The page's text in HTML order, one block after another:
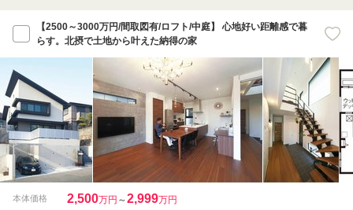
【2500～3000万円/間取図有/ロフト/中庭】 心地好い距離感で暮
らす。北摂で土地から叶えた納得の家
本体価格 2,500万円 ～2,999万円